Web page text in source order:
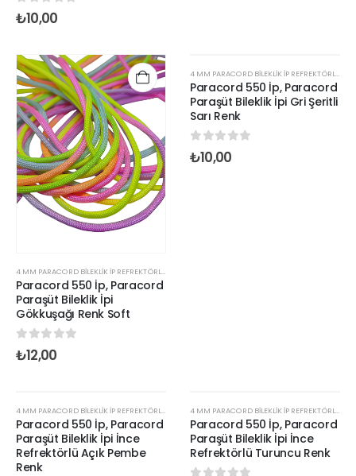
0 out of 5
₺10,00
4 MM PARACORD BILEKLIK İP REFREKTÖRLÜ RENKLER
Paracord 550 İp, Paracord
Paraşüt Bileklik İpi
Gökkuşağı Renk Soft
0 out of 5
₺12,00
4 MM PARACORD BILEKLIK İP REFREKTÖRLÜ RENKLER
Paracord 550 İp, Paracord
Paraşüt Bileklik İpi Gri Şeritli
Sarı Renk
0 out of 5
₺10,00
Paracord 550 İp, Paracord
Paraşüt Bileklik İpi İnce
Refrektörlü Açık Pembe
Renk
Paracord 550 İp, Paracord
Paraşüt Bileklik İpi İnce
Refrektörlü Turuncu Renk